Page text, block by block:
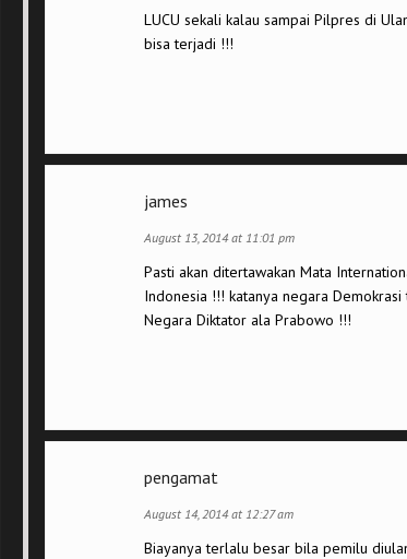
LUCU sekali kalau sampai Pilpres di
bisa terjadi !!!
james
August 13, 2014 at 11:01 pm
Pasti akan ditertawakan Mata
Indonesia !!! katanya negara
Negara Diktator ala Prabowo !!!
pengamat
August 14, 2014 at 12:27 am
Biayanya terlalu besar bila pemilu